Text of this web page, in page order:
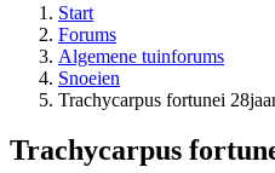
Start
Forums
Algemene tuinforums
Snoeien
Trachycarpus fortunei
Trachycarpus